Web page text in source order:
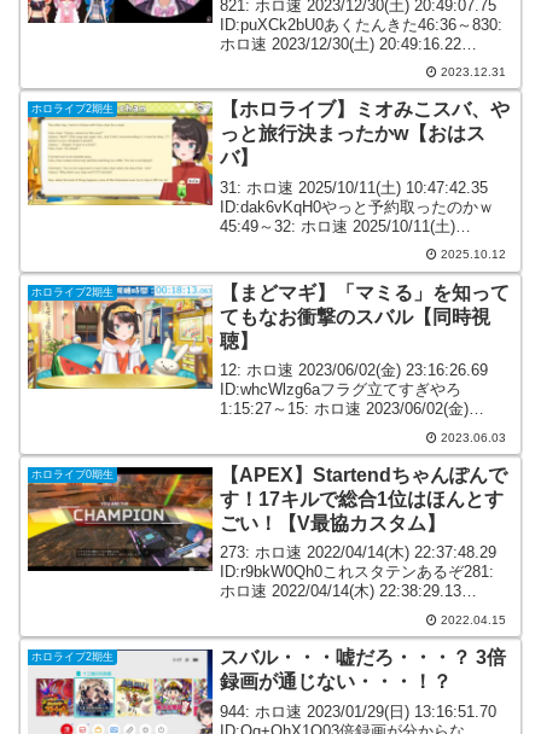
821: ホロ速 2023/12/30(土) 20:49:07.75
ID:puXCk2bU0あくたんきた46:36～830:
ホロ速 2023/12/30(土) 20:49:16.22
ID:4/LvMuTx0陰キャの王ｗ840: ホロ速...
2023.12.31
ホロライブ2期生
【ホロライブ】ミオみこスバ、や
っと旅行決まったかw【おはス
バ】
31: ホロ速 2025/10/11(土) 10:47:42.35
ID:dak6vKqH0やっと予約取ったのかｗ
45:49～32: ホロ速 2025/10/11(土)
10:47:43.62 ID:021rL3Sw0やっと旅行決
2025.10.12
ホロライブ2期生
【まどマギ】「マミる」を知って
てもなお衝撃のスバル【同時視
聴】
12: ホロ速 2023/06/02(金) 23:16:26.69
ID:whcWlzg6aフラグ立てすぎやろ
1:15:27～15: ホロ速 2023/06/02(金)
23:16:32.16 ID:1wmy48Vp0改めて見ると
2023.06.03
ホロライブ0期生
【APEX】Startendちゃんぽんで
す！17キルで総合1位はほんとす
ごい！【V最協カスタム】
273: ホロ速 2022/04/14(木) 22:37:48.29
ID:r9bkW0Qh0これスタテンあるぞ281:
ホロ速 2022/04/14(木) 22:38:29.13
ID:lQqKykfMaあくたん強すぎるwww283:
2022.04.15
ホロライブ2期生
スバル・・・嘘だろ・・・？ 3倍
録画が通じない・・・！？
944: ホロ速 2023/01/29(日) 13:16:51.70